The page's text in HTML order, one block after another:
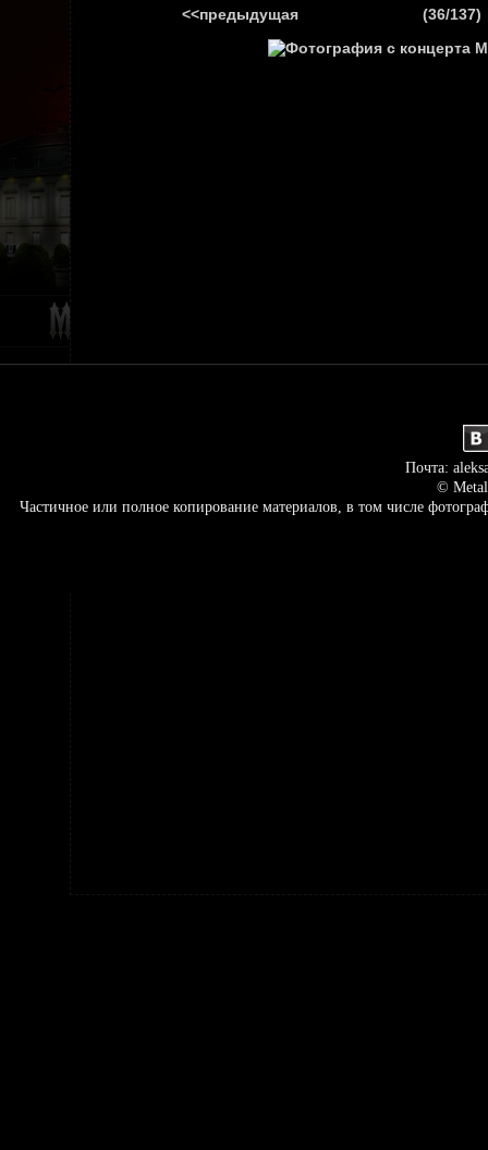
<<предыдущая (36/137)
Почта:
©
Частичное или полное копирование материалов, в том числе